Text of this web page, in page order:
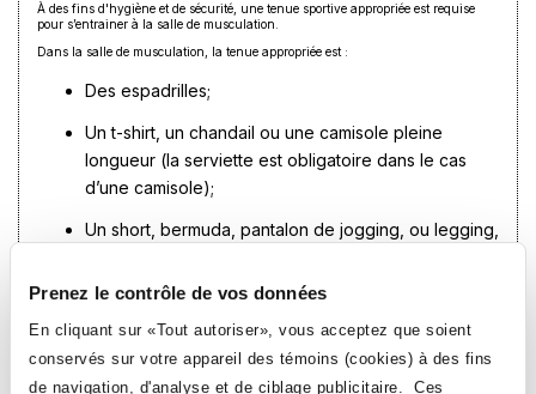
Prenez le contrôle de vos données
En cliquant sur «Tout autoriser», vous acceptez que soient
conservés sur votre appareil des témoins (cookies) à des fins
de navigation, d'analyse et de ciblage publicitaire. Ces
À des fins d'hygiène et de sécurité, une tenue sportive appropriée est requise
pour s’entrainer à la salle de musculation.
Dans la salle de musculation, la tenue appropriée est :
Des espadrilles;
Un t-shirt, un chandail ou une camisole pleine
longueur (la serviette est obligatoire dans le cas
d’une camisole);
Un short, bermuda, pantalon de jogging, ou legging,
Ce code vestimentaire est nécessaire puisque le Collège a à cœur d’offrir un
espace d’entrainement sécuritaire et hygiénique avec un équipement en bon
état. En effet, le contact de l’équipement avec la sudation humaine entraîne la
dégradation des équipements et favorise la propagation des maladies. Ainsi, tout